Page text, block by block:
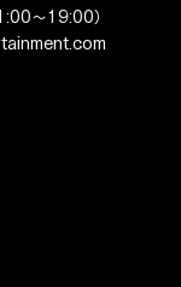
～19:00）